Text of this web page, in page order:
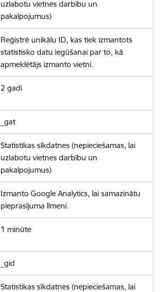
uzlabotu vietnes darbību un
pakalpojumus)
Reģistrē unikālu ID, kas tiek izmantots
statistisko datu iegūšanai par to, kā
apmeklētājs izmanto vietni.
2 gadi
_gat
Statistikas sīkdatnes (nepieciešamas, lai
uzlabotu vietnes darbību un
pakalpojumus)
Izmanto Google Analytics, lai samazinātu
pieprasījuma līmeni.
1 minūte
_gid
Statistikas sīkdatnes (nepieciešamas, lai